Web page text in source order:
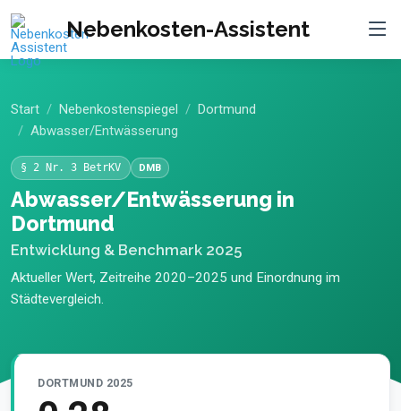
Nebenkosten-Assistent
Start Nebenkostenspiegel
Dortmund
Abwasser/Entwässerung
§ 2 Nr. 3 BetrKV DMB
Abwasser/Entwässerung in
Dortmund
Entwicklung & Benchmark 2025
Aktueller Wert, Zeitreihe 2020–2025 und Einordnung im
Städtevergleich.
DORTMUND 2025